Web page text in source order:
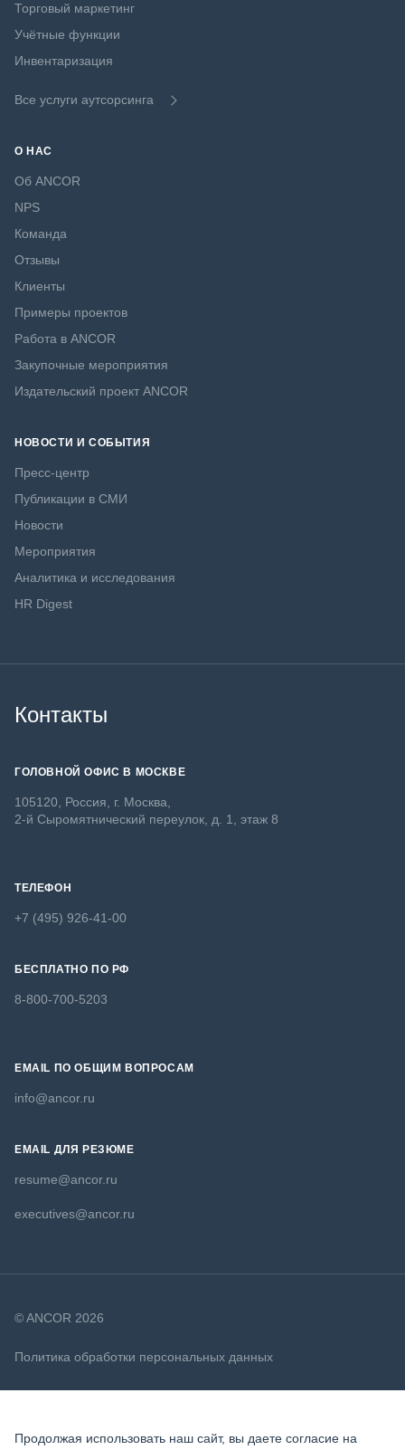
Торговый маркетинг
Учётные функции
Инвентаризация
Все услуги аутсорсинга
О НАС
Об ANCOR
NPS
Команда
Отзывы
Клиенты
Примеры проектов
Работа в ANCOR
Закупочные мероприятия
Издательский проект ANCOR
НОВОСТИ И СОБЫТИЯ
Пресс-центр
Публикации в СМИ
Новости
Мероприятия
Аналитика и исследования
HR Digest
Контакты
ГОЛОВНОЙ ОФИС В МОСКВЕ
105120, Россия, г. Москва,
2-й Сыромятнический переулок, д. 1, этаж 8
ТЕЛЕФОН
+7 (495) 926-41-00
БЕСПЛАТНО ПО РФ
8-800-700-5203
EMAIL ПО ОБЩИМ ВОПРОСАМ
info@ancor.ru
EMAIL ДЛЯ РЕЗЮМЕ
resume@ancor.ru
executives@ancor.ru
© ANCOR 2026
Политика обработки персональных данных
Продолжая использовать наш сайт, вы даете согласие на